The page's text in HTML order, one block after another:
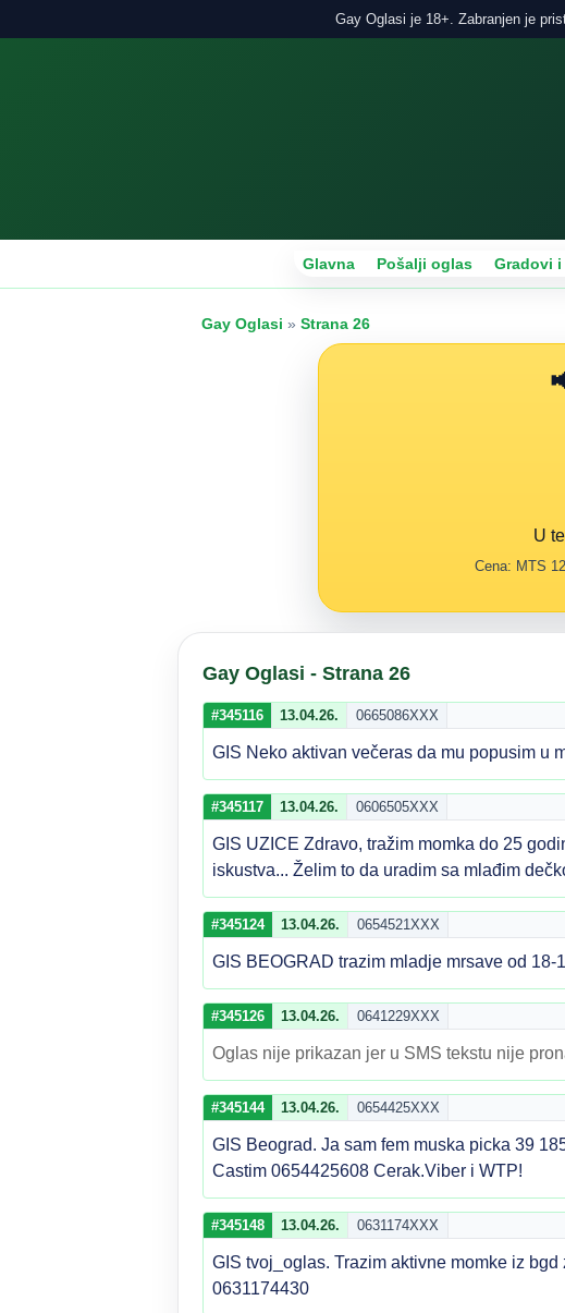
Gay Oglasi je 18+. Zabranjen je
Glavna Pošalji oglas Gradovi i
Gay Oglasi » Strana 26
U
Cena: MTS
Gay Oglasi - Strana 26
#345116 13.04.26. 0665086XXX
GIS Neko aktivan večeras da mu popusim u
#345117 13.04.26. 0606505XXX
GIS UZICE Zdravo, tražim momka do 25
iskustva... Želim to da uradim sa mlađim
#345124 13.04.26. 0654521XXX
GIS BEOGRAD trazim mladje mrsave od
#345126 13.04.26. 0641229XXX
Oglas nije prikazan jer u SMS tekstu nije
#345144 13.04.26. 0654425XXX
GIS Beograd. Ja sam fem muska picka 39
Castim 0654425608 Cerak.Viber i WTP!
#345148 13.04.26. 0631174XXX
GIS tvoj_oglas. Trazim aktivne momke iz
0631174430